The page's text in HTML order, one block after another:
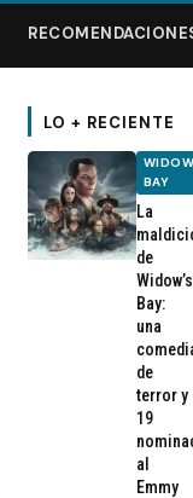
LO + RECIENTE
BAY
La
de
Widow’s
Bay:
una
de
terror y
19
al
Emmy